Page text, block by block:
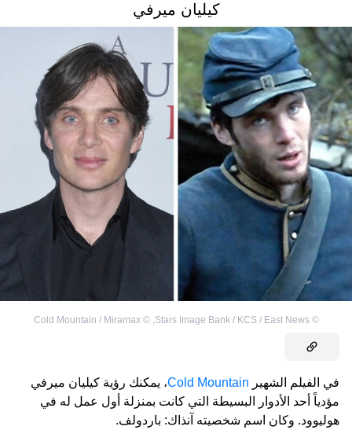
كيليان ميرفي
©
Stars Image Bank / KCS / East News
,
©
Cold Mountain / Miramax
في الفيلم الشهير Cold Mountain، يمكنك رؤية كيليان ميرفي
مؤدياً أحد الأدوار البسيطة التي كانت بمنزلة أول عمل له في
هوليوود. وكان اسم شخصيته آنذاك: باردولف.